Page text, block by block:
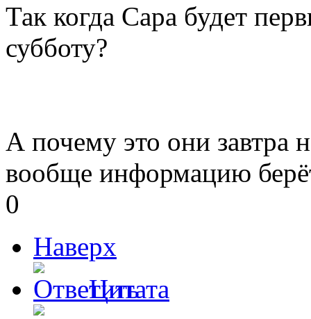
Так когда Сара будет
субботу?
А почему это они завтра
вообще информацию
0
Наверх
Цитата